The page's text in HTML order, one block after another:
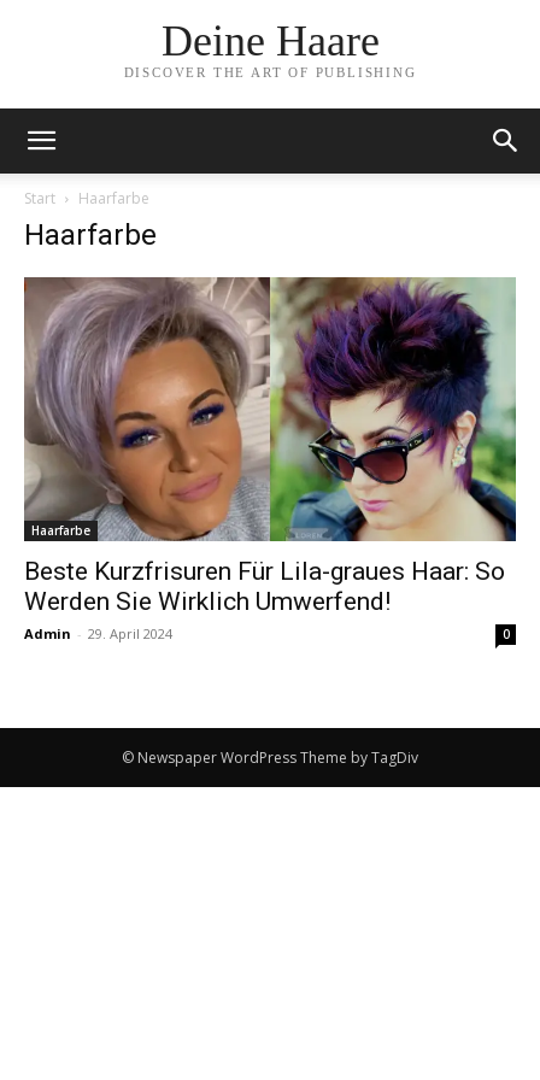
Deine Haare
DISCOVER THE ART OF PUBLISHING
Start Haarfarbe
Haarfarbe
Haarfarbe
Beste Kurzfrisuren Für Lila-graues Haar: So
Werden Sie Wirklich Umwerfend!
Admin - 29. April 2024 0
© Newspaper WordPress Theme by TagDiv